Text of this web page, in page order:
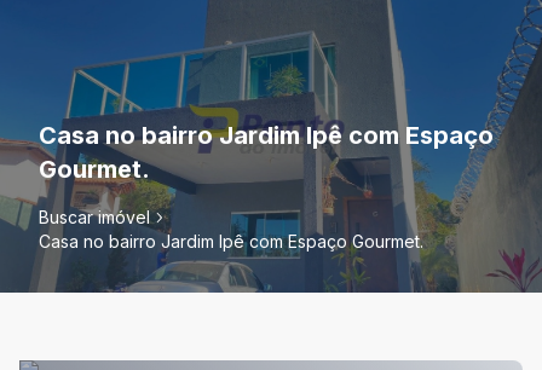
Casa no bairro Jardim Ipê com Espaço
Gourmet.
Buscar imóvel
Casa no bairro Jardim Ipê com Espaço Gourmet.